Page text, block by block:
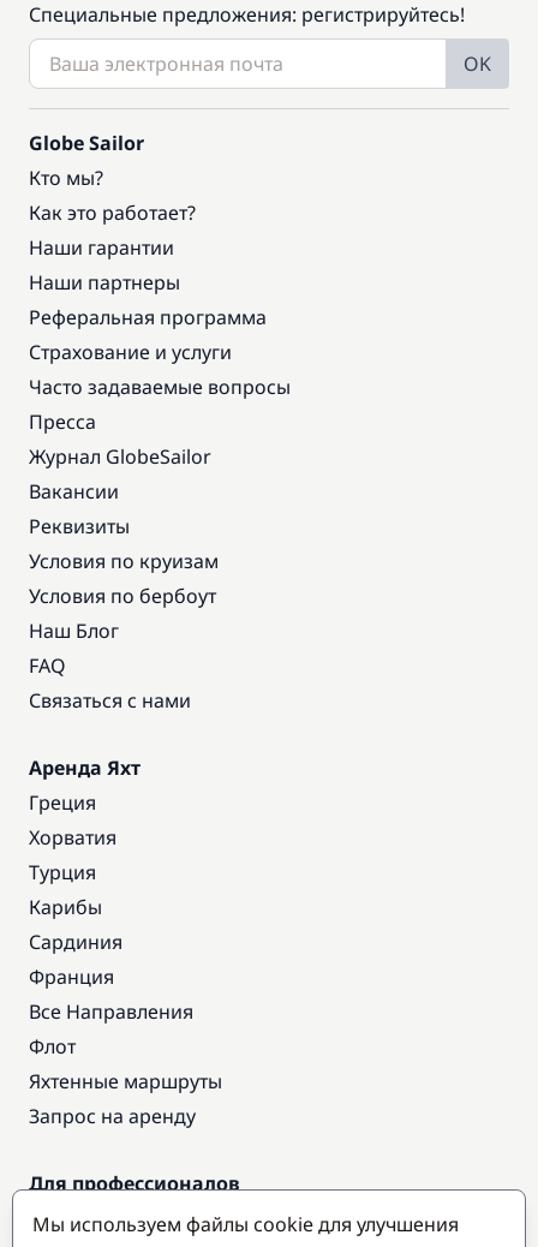
Специальные предложения: регистрируйтесь!
OK
Globe Sailor
Кто мы?
Как это работает?
Наши гарантии
Наши партнеры
Реферальная программа
Страхование и услуги
Часто задаваемые вопросы
Пресса
Журнал GlobeSailor
Вакансии
Реквизиты
Условия по круизам
Условия по бербоут
Наш Блог
FAQ
Связаться с нами
Аренда Яхт
Греция
Хорватия
Турция
Карибы
Сардиния
Франция
Все Направления
Флот
Яхтенные маршруты
Запрос на аренду
Для профессионалов
Доступ про
Мы используем файлы cookie для улучшения